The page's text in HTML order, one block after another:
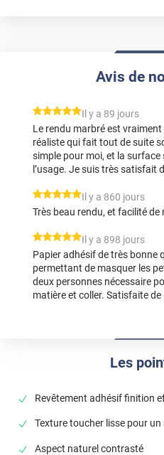
Les
Revêtement adhésif finition
Texture toucher lisse pour
Aspect naturel contrasté
Avis de
*****
Il y a 89 jours
Le rendu marbré est
réaliste qui fait tout de suite
simple pour moi, et la surface
l’usage. Je suis très satisfait
*****
Il y a 860 jours
Très beau rendu, et facilité de
*****
Il y a 898 jours
Papier adhésif de très bonne
permettant de masquer les
deux personnes nécessaire
matière et coller. Satisfaite